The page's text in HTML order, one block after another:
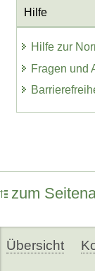
Hilfe
Hilfe zur
Fragen und
zum
Übersicht